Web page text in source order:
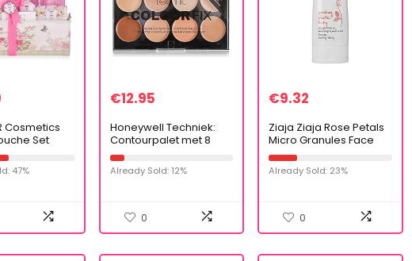
Cosmetics
Set
– 17-delige
Set in
47%
€12.95
Honeywell Techniek:
Contourpalet met 8
kleuren Cream
Foundation (28 g).
Already Sold: 12%
0
€9.32
Ziaja Ziaja Rose Petals
Micro Granules Face
Scrub 60ml
Already Sold: 23%
0